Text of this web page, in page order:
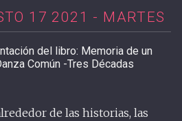
17 2021 - MARTES
del libro: Memoria de un
Común -Tres Décadas
de las historias, las